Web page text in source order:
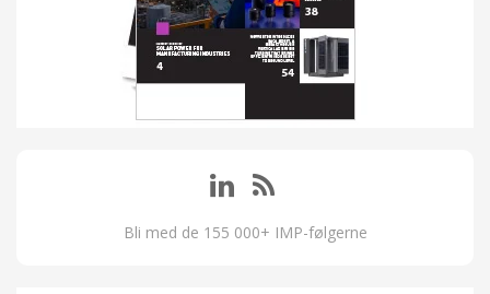
Bli med de 155 000+ IMP-følgerne